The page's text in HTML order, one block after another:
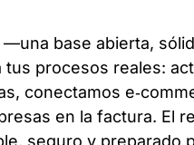
base abierta,
procesos reales:
conectamos
en la factura. El
seguro y preparado